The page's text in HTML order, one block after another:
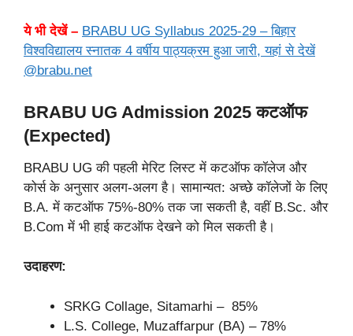
ये भी देखें – BRABU UG Syllabus 2025-29 – बिहार
विश्वविद्यालय स्नातक 4 वर्षीय पाठ्यक्रम हुआ जारी, यहां से देखें
@brabu.net
BRABU UG Admission 2025 कटऑफ
(Expected)
BRABU UG की पहली मेरिट लिस्ट में कटऑफ कॉलेज और
कोर्स के अनुसार अलग-अलग है। सामान्यत: अच्छे कॉलेजों के लिए
B.A. में कटऑफ 75%-80% तक जा सकती है, वहीं B.Sc. और
B.Com में भी हाई कटऑफ देखने को मिल सकती है।
उदाहरण:
SRKG Collage, Sitamarhi – 85%
L.S. College, Muzaffarpur (BA) – 78%